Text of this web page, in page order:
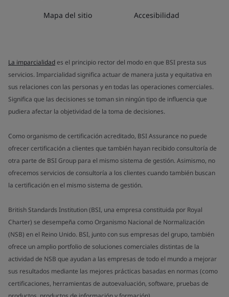
Mapa del sitio Accesibilidad
La imparcialidades el principio rector del modo en que BSI presta sus
servicios. Imparcialidad significa actuar de manera justa y equitativa en
sus relaciones con las personas y en todas las operaciones comerciales.
Significa que las decisiones se toman sin ningún tipo de influencia que
pudiera afectar la objetividad de la toma de decisiones.
Como organismo de certificación acreditado, BSI Assurance no puede
ofrecer certificación a clientes que también hayan recibido consultoría de
otra parte de BSI Group para el mismo sistema de gestión. Asimismo, no
ofrecemos servicios de consultoría a los clientes cuando también buscan
la certificación en el mismo sistema de gestión.
British Standards Institution (BSI, una empresa constituida por Royal
Charter) se desempeña como Organismo Nacional de Normalización
(NSB) en el Reino Unido. BSI, junto con sus empresas del grupo, también
ofrece un amplio portfolio de soluciones comerciales distintas de la
actividad de NSB que ayudan a las empresas de todo el mundo a mejorar
sus resultados mediante las mejores prácticas basadas en normas (como
certificaciones, herramientas de autoevaluación, software, pruebas de